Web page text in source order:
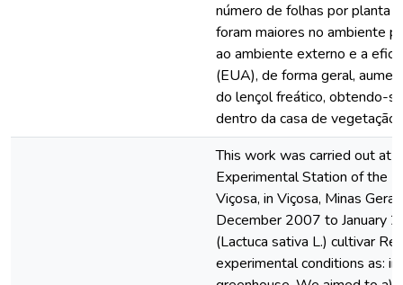
número de folhas por planta
foram maiores no ambiente
ao ambiente externo e a
(EUA), de forma geral,
do lençol freático, obtendo-
dentro da casa de vegetação.
This work was carried out at
Experimental Station of the
Viçosa, in Viçosa, Minas
December 2007 to January
(Lactuca sativa L.) cultivar
experimental conditions as: